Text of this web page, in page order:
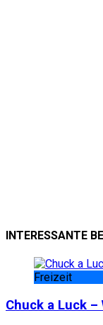
INTERESSANTE
Freizeit
Chuck a Luck